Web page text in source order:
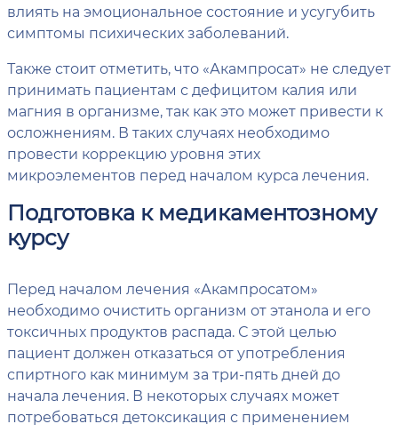
влиять на эмоциональное состояние и усугубить
симптомы психических заболеваний.
Также стоит отметить, что «Акампросат» не следует
принимать пациентам с дефицитом калия или
магния в организме, так как это может привести к
осложнениям. В таких случаях необходимо
провести коррекцию уровня этих
микроэлементов перед началом курса лечения.
Подготовка к медикаментозному
курсу
Перед началом лечения «Акампросатом»
необходимо очистить организм от этанола и его
токсичных продуктов распада. С этой целью
пациент должен отказаться от употребления
спиртного как минимум за три-пять дней до
начала лечения. В некоторых случаях может
потребоваться детоксикация с применением